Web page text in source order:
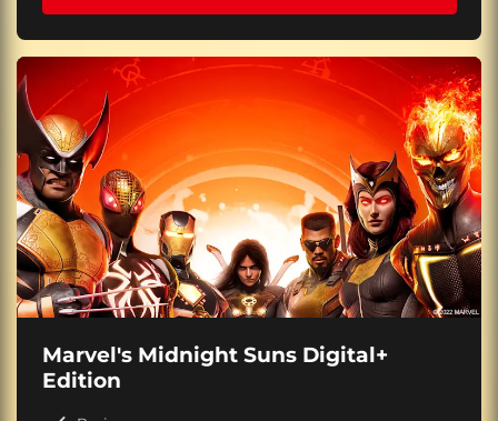
Marvel's Midnight Suns Digital+
Edition